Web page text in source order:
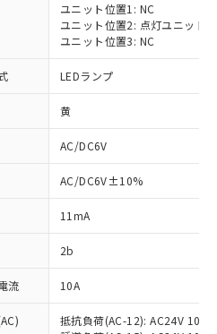
ユニット位置1: NC
ユニット位置2: 点灯ユニット
ユニット位置3: NC
LEDランプ
黄
AC/DC6V
AC/DC6V±10%
11mA
2b
流 10A
抵抗負荷(AC-12): AC24V 10A/
いただき、同意のうえ
当社制御機器事業取扱
状況および標準価格
せていただくもので
業取扱商品の中には、
指令（10物質）の
品が提供可能な商品で
指令（10物質）の非含
り替える予定のある
RoHS指令（10物質）の
品で、対応品を出す予
指令（10物質）の
査中または確認中の
ない商品です。
表
含有率が中国RoHSの
とを示します。